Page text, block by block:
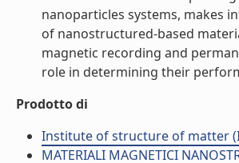
nanoparticles systems, makes
of nanostructured-based
magnetic recording and
role in determining their
Prodotto di
Institute of structure of matter
MATERIALI MAGNETICI